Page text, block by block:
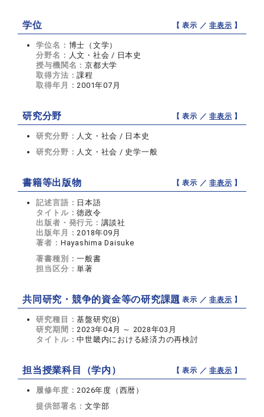
学位 【 表示 ／非表示 】
学位名： 博士（文学）
分野名： 人文・社会 / 日本史
授与機関名：京都大学
取得方法：課程
取得年月：2001年07月
研究分野 【 表示 ／非表示 】
研究分野： 人文・社会 / 日本史
研究分野： 人文・社会 / 史学一般
書籍等出版物 【 表示 ／非表示 】
記述言語： 日本語
タイトル：徳政令
出版者・発行元： 講談社
出版年月：2018年09月
著者： Hayashima Daisuke
著書種別：一般書
担当区分：単著
共同研究・競争的資金等の研究課題【 表示 ／非表示 】
研究種目：基盤研究(B)
研究期間：2023年04月 ～ 2028年03月
タイトル：中世畿内における経済力の再検討
担当授業科目（学内） 【 表示 ／非表示 】
履修年度：2026年度（西暦）
提供部署名：文学部